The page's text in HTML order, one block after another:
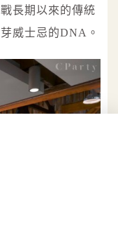
長期以來的傳統
威士忌的DNA。